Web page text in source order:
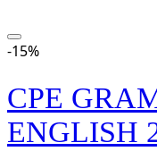
-15%
CPE
ENGLISH